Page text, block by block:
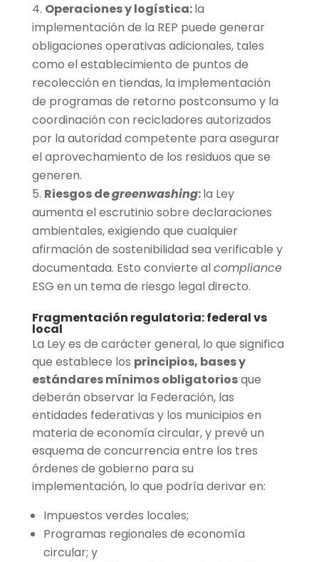
Operaciones y logística:la
implementación de la REP puede generar
obligaciones operativas adicionales, tales
como el establecimiento de puntos de
recolección en tiendas, la implementación
de programas de retorno postconsumo y la
coordinación con recicladores autorizados
por la autoridad competente para asegurar
el aprovechamiento de los residuos que se
generen.
Riesgos degreenwashing:la Ley
aumenta el escrutinio sobre declaraciones
ambientales, exigiendo que cualquier
afirmación de sostenibilidad sea verificable y
documentada. Esto convierte alcompliance
ESG en un tema de riesgo legal directo.
Fragmentación regulatoria: federal vs
local
La Ley es de carácter general, lo que significa
que establece los principios, bases y
estándares mínimos obligatoriosque
deberán observar la Federación, las
entidades federativas y los municipios en
materia de economía circular, y prevé un
esquema de concurrencia entre los tres
órdenes de gobierno para su
implementación, lo que podría derivar en:
Impuestos verdes locales;
Programas regionales de economía
circular; y